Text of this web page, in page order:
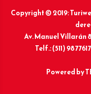
Copyright © 2019:
Av. Manuel Villarán
Telf.: (511)
Powered by